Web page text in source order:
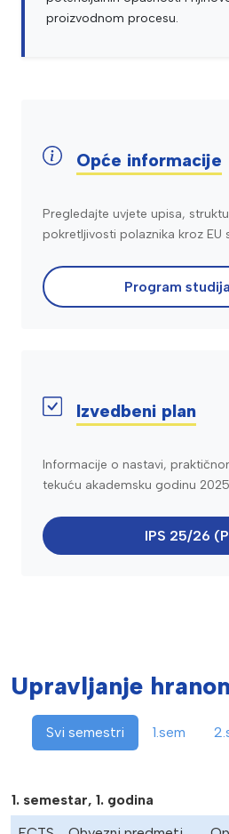
proizvodnom procesu.
Opće informacije
Pregledajte uvjete upisa,
pokretljivosti polaznika kroz EU
Program
Izvedbeni plan
Informacije o nastavi,
tekuću akademsku godinu
IPS 25/26
Upravljanje
Svi semestri 1.sem
1. semestar, 1. godina